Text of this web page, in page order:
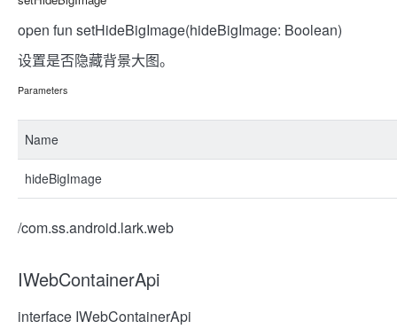
open fun setHideBigImage(hideBigImage: Boolean)
设置是否隐藏背景大图。
Parameters
Name
hideBigImage
/com.ss.android.lark.web
IWebContainerApi
interface IWebContainerApi